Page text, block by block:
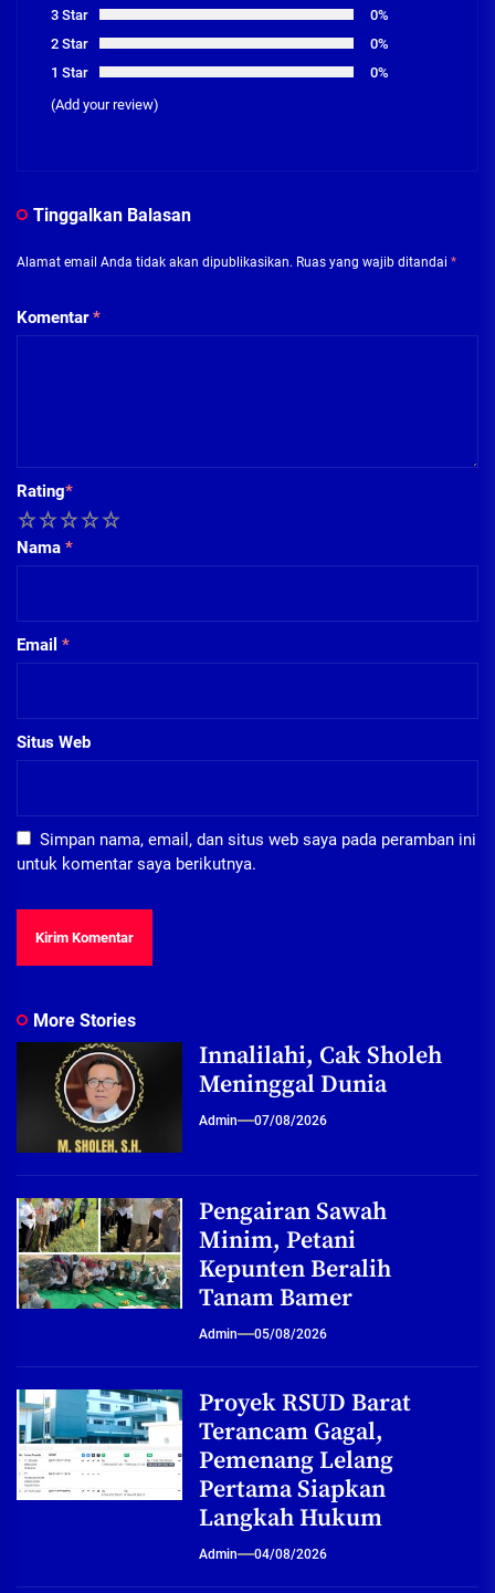
3 Star
0%
2 Star
0%
1 Star
0%
(Add your review)
Tinggalkan Balasan
Alamat email Anda tidak akan dipublikasikan. Ruas yang wajib ditandai *
Komentar*
Rating*
5
4
3
2
Nama *
Email *
Situs Web
Simpan nama, email, dan situs web saya pada peramban ini
untuk komentar saya berikutnya.
More Stories
Innalilahi, Cak Sholeh
Meninggal Dunia
Admin 07/08/2026
Pengairan Sawah
Minim, Petani
Kepunten Beralih
Tanam Bamer
Admin 05/08/2026
Proyek RSUD Barat
Terancam Gagal,
Pemenang Lelang
Pertama Siapkan
Langkah Hukum
Admin 04/08/2026